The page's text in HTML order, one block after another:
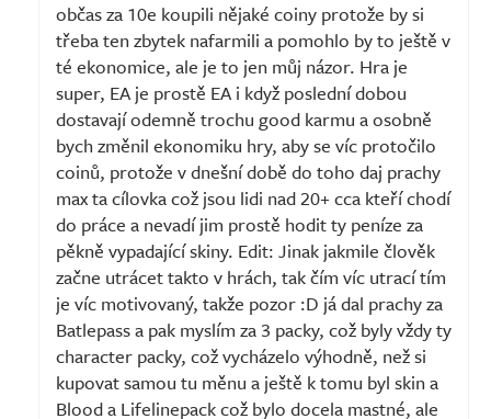
občas za 10e koupili nějaké coiny protože by si
třeba ten zbytek nafarmili a pomohlo by to ještě v
té ekonomice, ale je to jen můj názor. Hra je
super, EA je prostě EA i když poslední dobou
dostavají odemně trochu good karmu a osobně
bych změnil ekonomiku hry, aby se víc protočilo
coinů, protože v dnešní době do toho daj prachy
max ta cílovka což jsou lidi nad 20+ cca kteří chodí
do práce a nevadí jim prostě hodit ty peníze za
pěkně vypadající skiny. Edit: Jinak jakmile člověk
začne utrácet takto v hrách, tak čím víc utrací tím
je víc motivovaný, takže pozor :D já dal prachy za
Batlepass a pak myslím za 3 packy, což byly vždy ty
character packy, což vycházelo výhodně, než si
kupovat samou tu měnu a ještě k tomu byl skin a
Blood a Lifelinepack což bylo docela mastné, ale